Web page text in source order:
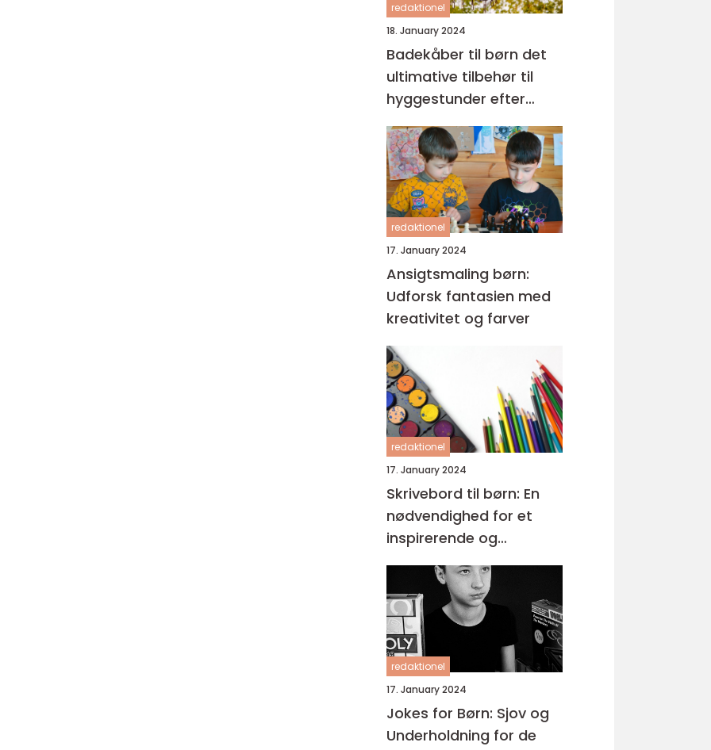
redaktionel
18. January 2024
Badekåber til børn det
ultimative tilbehør til
hyggestunder efter
badet
redaktionel
17. January 2024
Ansigtsmaling børn:
Udforsk fantasien med
kreativitet og farver
redaktionel
17. January 2024
Skrivebord til børn: En
nødvendighed for et
inspirerende og
funktionelt læringsmiljø
redaktionel
17. January 2024
Jokes for Børn: Sjov og
Underholdning for de